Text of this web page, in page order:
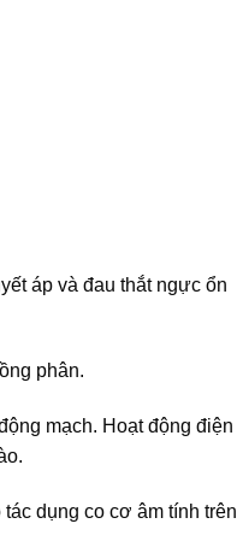
áp và đau thắt ngực ổn
phân.
mạch. Hoạt động điện
dụng co cơ âm tính trên